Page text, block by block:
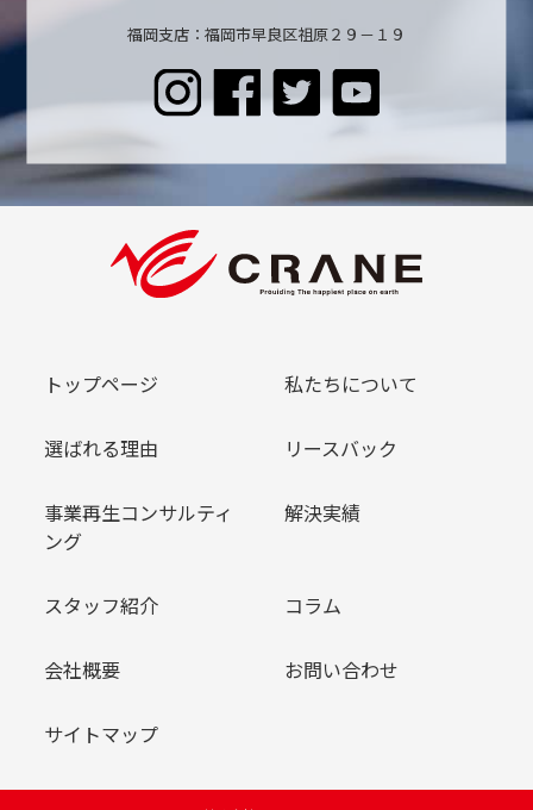
福岡支店：福岡市早良区祖原２９－１９
トップページ 私たちについて
選ばれる理由 リースバック
事業再生コンサルティ
ング
解決実績
スタッフ紹介 コラム
会社概要 お問い合わせ
サイトマップ